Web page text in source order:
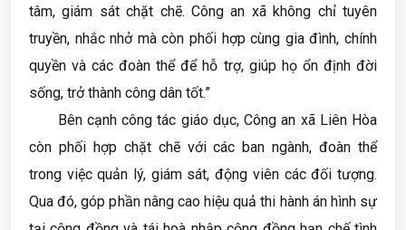
tâm, giám sát chặt chẽ. Công an xã không chỉ tuyên
truyền, nhắc nhở mà còn phối hợp cùng gia đình, chính
quyền và các đoàn thể để hỗ trợ, giúp họ ổn định đời
sống, trở thành công dân tốt.”
Bên cạnh công tác giáo dục, Công an xã Liên Hòa
còn phối hợp chặt chẽ với các ban ngành, đoàn thể
trong việc quản lý, giám sát, động viên các đối tượng.
Qua đó, góp phần nâng cao hiệu quả thi hành án hình sự